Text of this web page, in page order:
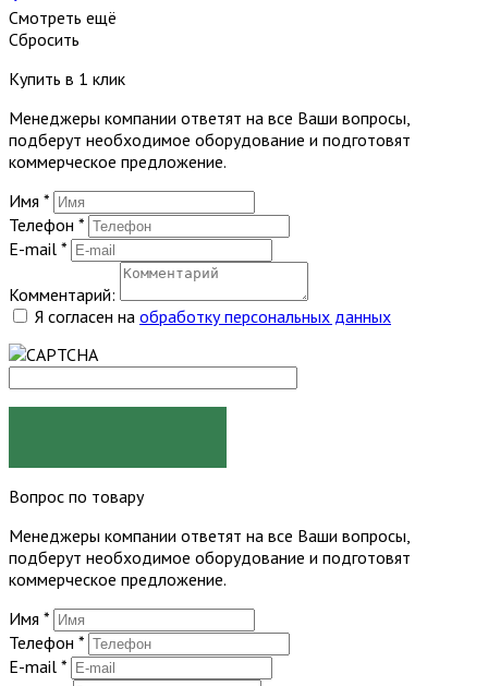
Смотреть ещё
Сбросить
Купить в 1 клик
Менеджеры компании ответят на все Ваши вопросы,
подберут необходимое оборудование и подготовят
коммерческое предложение.
Имя *
Телефон *
E-mail *
Комментарий:
Я согласен на обработку персональных данных
Вопрос по товару
Менеджеры компании ответят на все Ваши вопросы,
подберут необходимое оборудование и подготовят
коммерческое предложение.
Имя *
Телефон *
E-mail *